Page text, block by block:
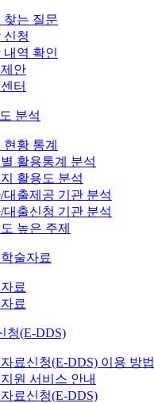
찾는 질문
신청
내역 확인
안
터
분석
현황 통계
활용통계 분석
활용도 분석
대출제공 기관 분석
대출신청 기관 분석
높은 주제
술자료
료
료
청(E-DDS)
료신청(E-DDS) 이용 방법
원 서비스 안내
료신청(E-DDS)